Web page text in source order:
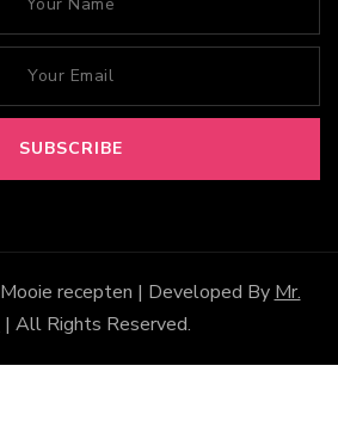
Mooie recepten | Developed By Mr.
| All Rights Reserved.